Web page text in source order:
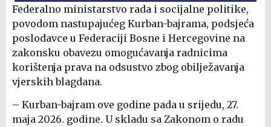
Federalno ministarstvo rada i socijalne politike,
povodom nastupajućeg Kurban-bajrama, podsjeća
poslodavce u Federaciji Bosne i Hercegovine na
zakonsku obavezu omogućavanja radnicima
korištenja prava na odsustvo zbog obilježavanja
vjerskih blagdana.
– Kurban-bajram ove godine pada u srijedu, 27.
maja 2026. godine. U skladu sa Zakonom o radu